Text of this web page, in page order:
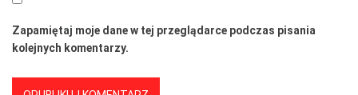
Zapamiętaj moje dane w tej przeglądarce podczas pisania
kolejnych komentarzy.